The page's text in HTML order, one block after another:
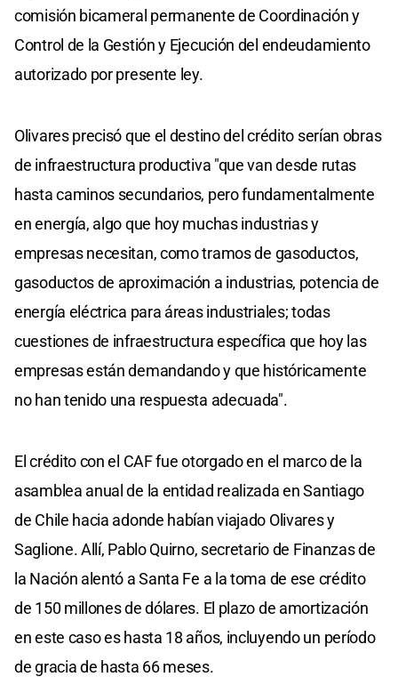
comisión bicameral permanente de Coordinación y
Control de la Gestión y Ejecución del endeudamiento
autorizado por presente ley.
Olivares precisó que el destino del crédito serían obras
de infraestructura productiva "que van desde rutas
hasta caminos secundarios, pero fundamentalmente
en energía, algo que hoy muchas industrias y
empresas necesitan, como tramos de gasoductos,
gasoductos de aproximación a industrias, potencia de
energía eléctrica para áreas industriales; todas
cuestiones de infraestructura específica que hoy las
empresas están demandando y que históricamente
no han tenido una respuesta adecuada".
El crédito con el CAF fue otorgado en el marco de la
asamblea anual de la entidad realizada en Santiago
de Chile hacia adonde habían viajado Olivares y
Saglione. Allí, Pablo Quirno, secretario de Finanzas de
la Nación alentó a Santa Fe a la toma de ese crédito
de 150 millones de dólares. El plazo de amortización
en este caso es hasta 18 años, incluyendo un período
de gracia de hasta 66 meses.